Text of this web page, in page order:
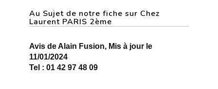
Au Sujet de notre fiche sur Chez
Laurent PARIS 2ème
Avis de Alain Fusion, Mis à jour le
11/01/2024
Tel : 01 42 97 48 09